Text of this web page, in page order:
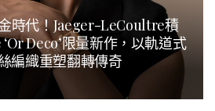
時代！Jaeger-LeCoultre積
Deco’限量新作，以軌道式
編織重塑翻轉傳奇